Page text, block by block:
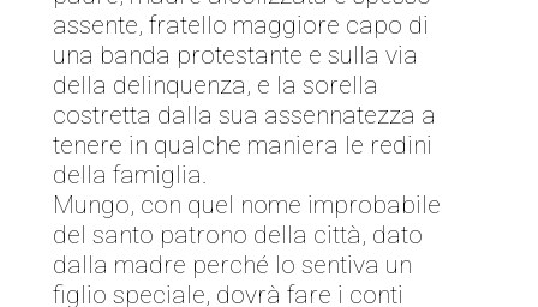
assente, fratello maggiore capo di
una banda protestante e sulla via
della delinquenza, e la sorella
costretta dalla sua assennatezza a
tenere in qualche maniera le redini
della famiglia.
Mungo, con quel nome improbabile
del santo patrono della città, dato
dalla madre perché lo sentiva un
figlio speciale, dovrà fare i conti